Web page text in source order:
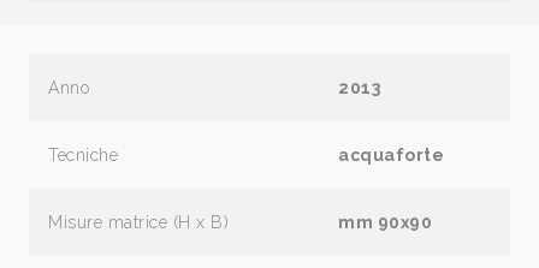
Anno 2013
Tecniche acquaforte
Misure matrice (H x B) mm 90x90